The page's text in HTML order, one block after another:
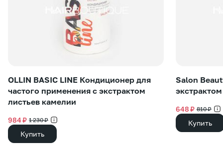
OLLIN BASIC LINE Кондиционер для
частого применения с экстрактом
листьев камелии
984 ₽ 1 230 ₽
Купить
Salon
648 ₽ 810 ₽
Купить